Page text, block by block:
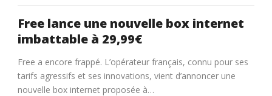
Free lance une nouvelle box internet
imbattable à 29,99€
Free a encore frappé. L’opérateur français, connu pour ses
tarifs agressifs et ses innovations, vient d’annoncer une
nouvelle box internet proposée à…